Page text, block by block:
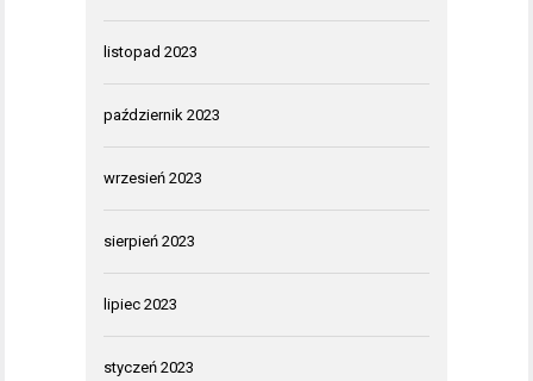
listopad 2023
październik 2023
wrzesień 2023
sierpień 2023
lipiec 2023
styczeń 2023